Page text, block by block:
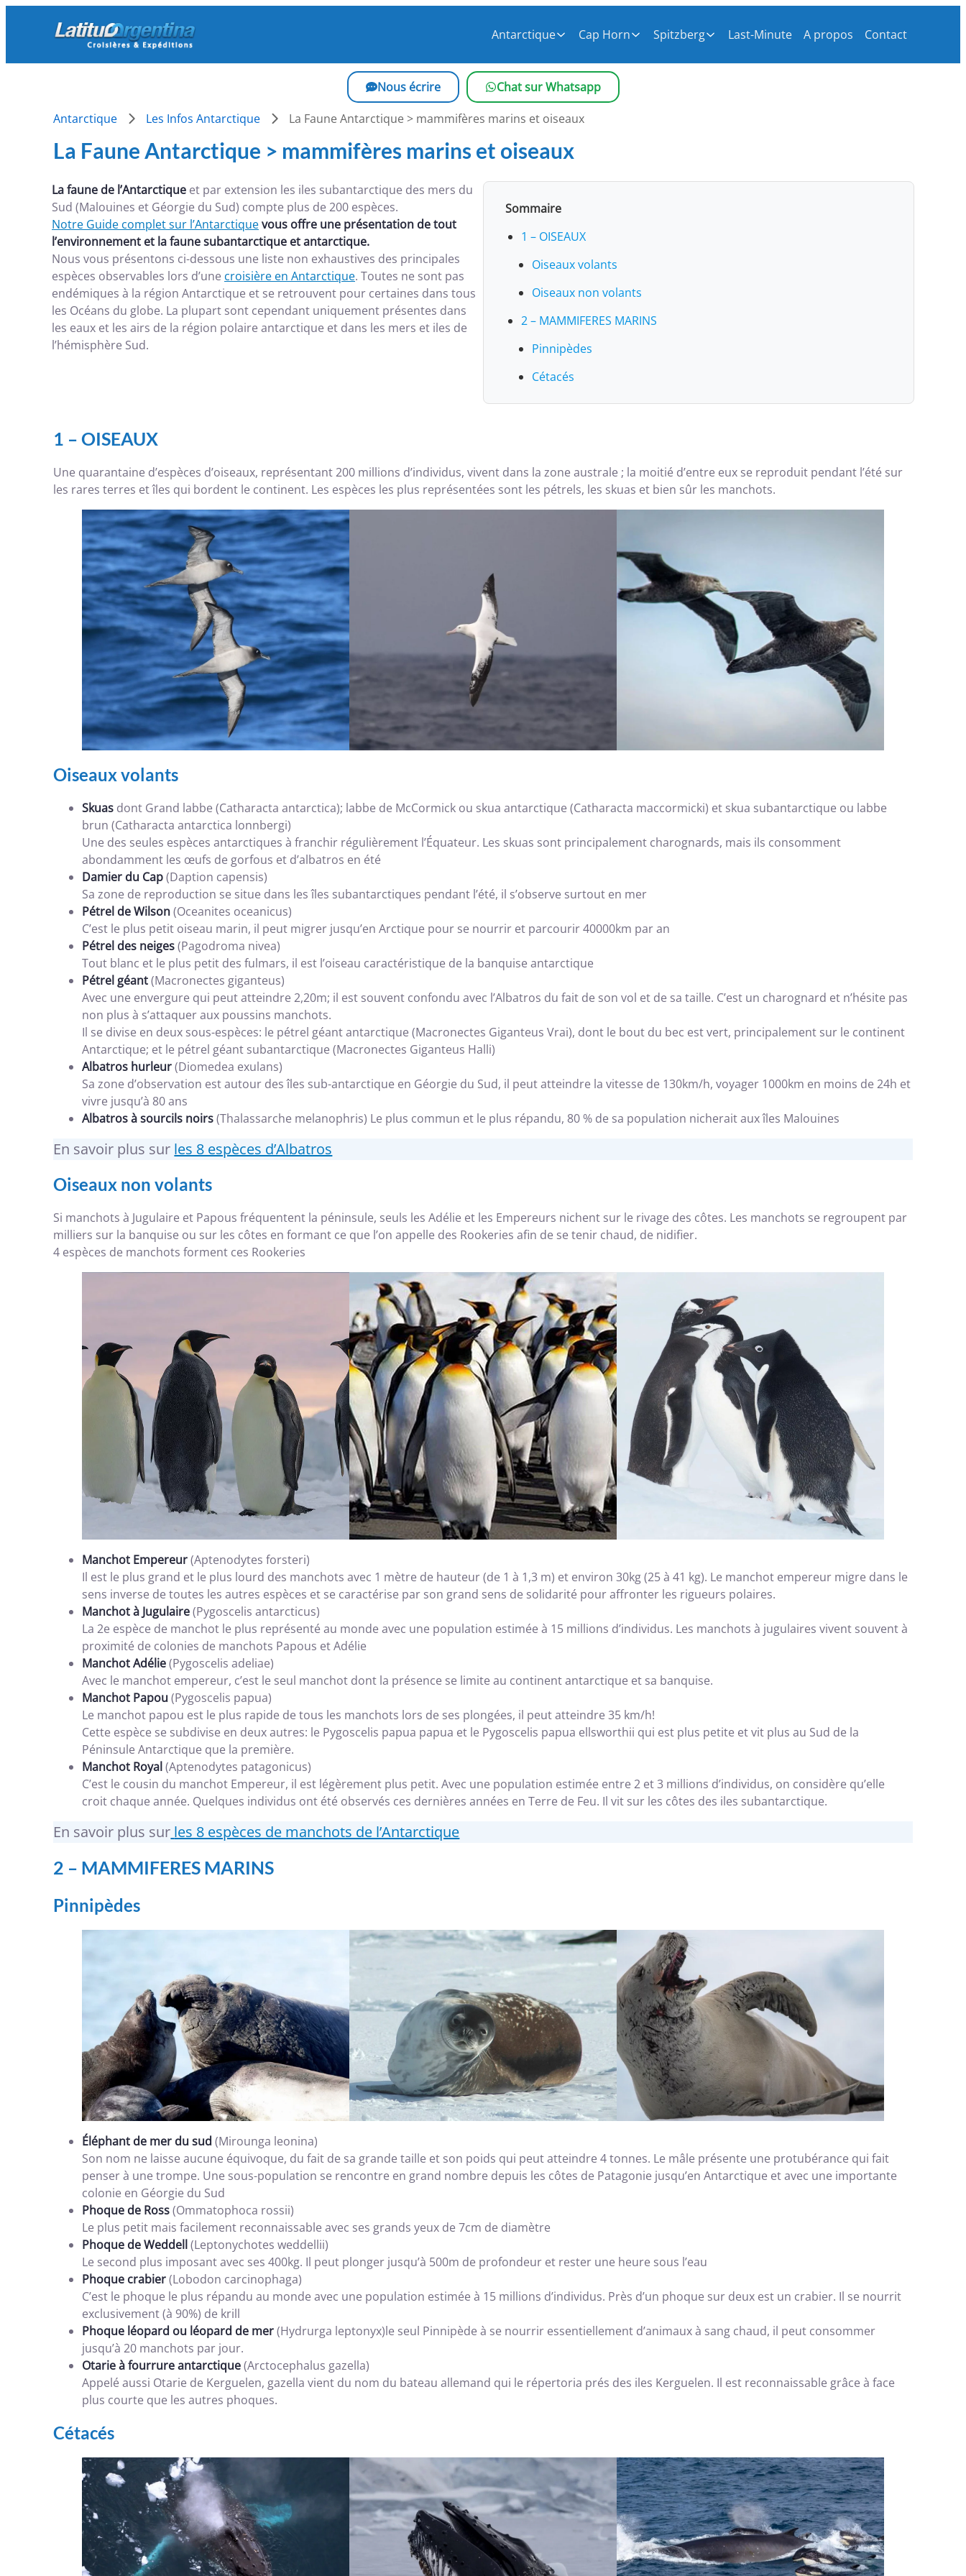
Antarctique Cap Horn Spitzberg Last-Minute A propos Contact
Nous écrire
Chat sur Whatsapp
Antarctique
Les Infos Antarctique La Faune Antarctique > mammifères marins et oiseaux
La Faune Antarctique > mammifères marins et oiseaux
La faune de l’Antarctique et par extension les iles subantarctique des mers du
Sud (Malouines et Géorgie du Sud) compte plus de 200 espèces.
Notre Guide complet sur l’Antarctiquevous offre une présentation de tout
l’environnement et la faune subantarctique et antarctique.
Nous vous présentons ci-dessous une liste non exhaustives des principales
espèces observables lors d’une croisière en Antarctique. Toutes ne sont pas
endémiques à la région Antarctique et se retrouvent pour certaines dans tous
les Océans du globe. La plupart sont cependant uniquement présentes dans
les eaux et les airs de la région polaire antarctique et dans les mers et iles de
l’hémisphère Sud.
Sommaire
1 – OISEAUX
Oiseaux volants
Oiseaux non volants
2 – MAMMIFERES MARINS
Pinnipèdes
Cétacés
1 –OISEAUX
Une quarantaine d’espèces d’oiseaux, représentant 200 millions d’individus, vivent dans la zone australe ; la moitié d’entre eux se reproduit pendant l’été sur
les rares terres et îles qui bordent le continent. Les espèces les plus représentées sont les pétrels, les skuas et bien sûr les manchots.
Oiseaux volants
Skuas dont Grand labbe (Catharacta antarctica); labbe de McCormick ou skua antarctique (Catharacta maccormicki) et skua subantarctique ou labbe
brun (Catharacta antarctica lonnbergi)
Une des seules espèces antarctiques à franchir régulièrement l’Équateur. Les skuas sont principalement charognards, mais ils consomment
abondamment les œufs de gorfous et d’albatros en été
Damier du Cap(Daption capensis)
Sa zone de reproduction se situe dans les îles subantarctiques pendant l’été, il s’observe surtout en mer
Pétrel de Wilson(Oceanites oceanicus)
C’est le plus petit oiseau marin, il peut migrer jusqu’en Arctique pour se nourrir et parcourir 40000km par an
Pétrel des neiges(Pagodroma nivea)
Tout blanc et le plus petit des fulmars, il est l’oiseau caractéristique de la banquise antarctique
Pétrel géant(Macronectes giganteus)
Avec une envergure qui peut atteindre 2,20m; il est souvent confondu avec l’Albatros du fait de son vol et de sa taille. C’est un charognard et n’hésite pas
non plus à s’attaquer aux poussins manchots.
Il se divise en deux sous-espèces: le pétrel géant antarctique (Macronectes Giganteus Vrai), dont le bout du bec est vert, principalement sur le continent
Antarctique; et le pétrel géant subantarctique (Macronectes Giganteus Halli)
Albatros hurleur(Diomedea exulans)
Sa zone d’observation est autour des îles sub-antarctique en Géorgie du Sud, il peut atteindre la vitesse de 130km/h, voyager 1000km en moins de 24h et
vivre jusqu’à 80 ans
Albatros à sourcils noirs(Thalassarche melanophris) Le plus commun et le plus répandu, 80 % de sa population nicherait aux îles Malouines
En savoir plus sur les 8 espèces d’Albatros
Oiseaux non volants
Si manchots à Jugulaire et Papous fréquentent la péninsule, seuls les Adélie et les Empereurs nichent sur le rivage des côtes. Les manchots se regroupent par
milliers sur la banquise ou sur les côtes en formant ce que l’on appelle des Rookeries afin de se tenir chaud, de nidifier.
4 espèces de manchots forment ces Rookeries
Manchot Empereur(Aptenodytes forsteri)
Il est le plus grand et le plus lourd des manchots avec 1 mètre de hauteur (de 1 à 1,3 m) et environ 30kg (25 à 41 kg). Le manchot empereur migre dans le
sens inverse de toutes les autres espèces et se caractérise par son grand sens de solidarité pour affronter les rigueurs polaires.
Manchot à Jugulaire(Pygoscelis antarcticus)
La 2e espèce de manchot le plus représenté au monde avec une population estimée à 15 millions d’individus. Les manchots à jugulaires vivent souvent à
proximité de colonies de manchots Papous et Adélie
Manchot Adélie(Pygoscelis adeliae)
Avec le manchot empereur, c’est le seul manchot dont la présence se limite au continent antarctique et sa banquise.
Manchot Papou (Pygoscelis papua)
Le manchot papou est le plus rapide de tous les manchots lors de ses plongées, il peut atteindre 35 km/h!
Cette espèce se subdivise en deux autres: le Pygoscelis papua papua et le Pygoscelis papua ellsworthii qui est plus petite et vit plus au Sud de la
Péninsule Antarctique que la première.
Manchot Royal(Aptenodytes patagonicus)
C’est le cousin du manchot Empereur, il est légèrement plus petit. Avec une population estimée entre 2 et 3 millions d’individus, on considère qu’elle
croit chaque année. Quelques individus ont été observés ces dernières années en Terre de Feu. Il vit sur les côtes des iles subantarctique.
En savoir plus sur les 8 espèces de manchots de l’Antarctique
2 – MAMMIFERES MARINS
Pinnipèdes
Éléphant de mer du sud (Mirounga leonina)
Son nom ne laisse aucune équivoque, du fait de sa grande taille et son poids qui peut atteindre 4 tonnes. Le mâle présente une protubérance qui fait
penser à une trompe. Une sous-population se rencontre en grand nombre depuis les côtes de Patagonie jusqu’en Antarctique et avec une importante
colonie en Géorgie du Sud
Phoque de Ross(Ommatophoca rossii)
Le plus petit mais facilement reconnaissable avec ses grands yeux de 7cm de diamètre
Phoque de Weddell(Leptonychotes weddellii)
Le second plus imposant avec ses 400kg. Il peut plonger jusqu’à 500m de profondeur et rester une heure sous l’eau
Phoque crabier(Lobodon carcinophaga)
C’est le phoque le plus répandu au monde avec une population estimée à 15 millions d’individus. Près d’un phoque sur deux est un crabier. Il se nourrit
exclusivement (à 90%) de krill
Phoque léopard ou léopard de mer(Hydrurga leptonyx)le seul Pinnipède à se nourrir essentiellement d’animaux à sang chaud, il peut consommer
jusqu’à 20 manchots par jour.
Otarie à fourrure antarctique(Arctocephalus gazella)
Appelé aussi Otarie de Kerguelen, gazella vient du nom du bateau allemand qui le répertoria prés des iles Kerguelen. Il est reconnaissable grâce à face
plus courte que les autres phoques.
Cétacés